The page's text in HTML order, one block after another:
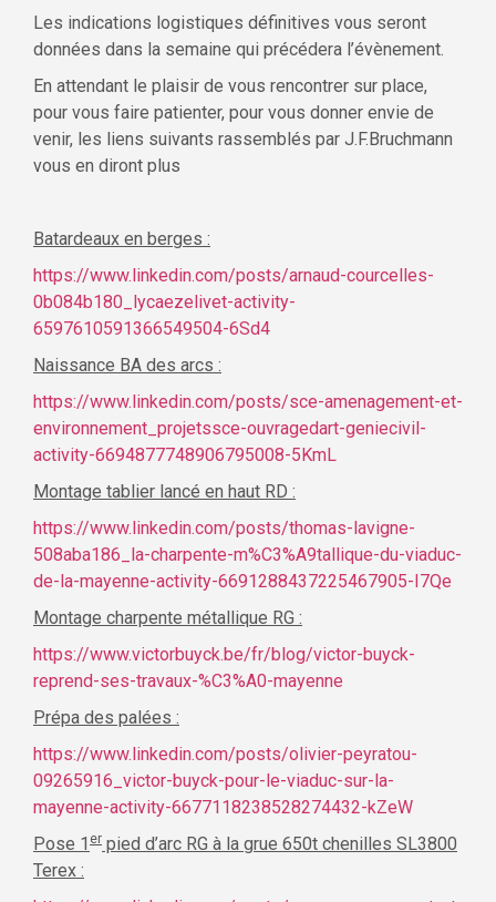
Les indications logistiques définitives vous seront
données dans la semaine qui précédera l’évènement.
En attendant le plaisir de vous rencontrer sur place,
pour vous faire patienter, pour vous donner envie de
venir, les liens suivants rassemblés par J.F.Bruchmann
vous en diront plus
Batardeaux en berges :
https://www.linkedin.com/posts/arnaud-courcelles-
0b084b180_lycaezelivet-activity-
6597610591366549504-6Sd4
Naissance BA des arcs :
https://www.linkedin.com/posts/sce-amenagement-et-
environnement_projetssce-ouvragedart-geniecivil-
activity-6694877748906795008-5KmL
Montage tablier lancé en haut RD :
https://www.linkedin.com/posts/thomas-lavigne-
508aba186_la-charpente-m%C3%A9tallique-du-viaduc-
de-la-mayenne-activity-6691288437225467905-I7Qe
Montage charpente métallique RG :
https://www.victorbuyck.be/fr/blog/victor-buyck-
reprend-ses-travaux-%C3%A0-mayenne
Prépa des palées :
https://www.linkedin.com/posts/olivier-peyratou-
09265916_victor-buyck-pour-le-viaduc-sur-la-
mayenne-activity-6677118238528274432-kZeW
Pose 1 er pied d’arc RG à la grue 650t chenilles SL3800
Terex :